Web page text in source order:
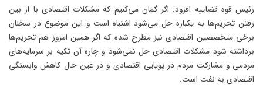
رئیس قوه قضاییه افزود: اگر گمان می‌کنیم که مشکلات اقتصادی با از بین
رفتن تحریم‌ها به یکباره حل می‌شود اشتباه است و این موضوع در سخنان
برخی متخصصین اقتصادی نیز مطرح شده که اگر همین امروز هم تحریم‌ها
برداشته شود مشکلات اقتصادی حل نمی‌شود و چاره آن تکیه بر سرمایه‌های
مردمی و مشارکت مردم در پویایی اقتصادی و در عین حال کاهش وابستگی
اقتصادی به نفت است.